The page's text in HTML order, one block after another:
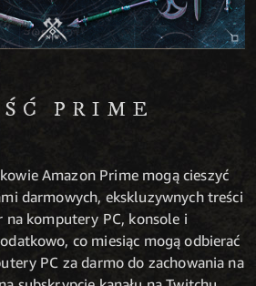
PRIME
Amazon Prime mogą cieszyć
darmowych, ekskluzywnych treści
komputery PC, konsole i
co miesiąc mogą odbierać
PC za darmo do zachowania na